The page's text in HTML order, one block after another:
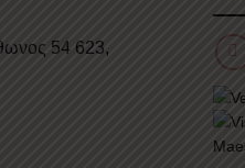
54 623,